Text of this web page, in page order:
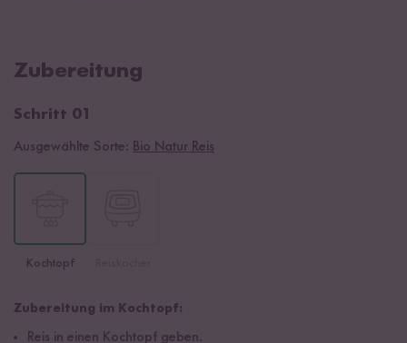
Zubereitung
Schritt 01
Ausgewählte Sorte: Bio Natur Reis
Kochtopf
Zubereitung im Kochtopf:
Reis in einen Kochtopf geben.